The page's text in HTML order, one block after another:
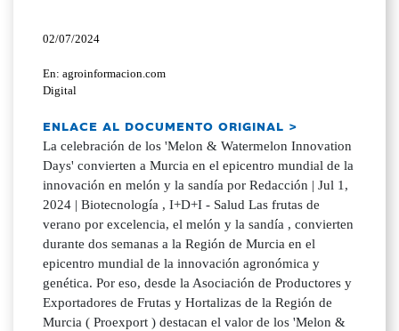
02/07/2024
En: agroinformacion.com
Digital
ENLACE AL DOCUMENTO ORIGINAL >
La celebración de los 'Melon & Watermelon Innovation
Days' convierten a Murcia en el epicentro mundial de la
innovación en melón y la sandía por Redacción | Jul 1,
2024 | Biotecnología , I+D+I - Salud Las frutas de
verano por excelencia, el melón y la sandía , convierten
durante dos semanas a la Región de Murcia en el
epicentro mundial de la innovación agronómica y
genética. Por eso, desde la Asociación de Productores y
Exportadores de Frutas y Hortalizas de la Región de
Murcia ( Proexport ) destacan el valor de los 'Melon &